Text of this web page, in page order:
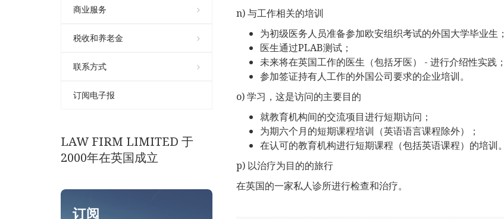
商业服务
税收和养老金
联系方式
订阅电子报
LAW FIRM LIMITED 于
2000年在英国成立
订阅
n) 与工作相关的培训
为初级医务人员准备参加欧安组织考试的外国大学毕业生；
医生通过PLAB测试；
未来将在英国工作的医生（包括牙医） - 进行介绍性实践；
参加签证持有人工作的外国公司要求的企业培训。
o) 学习，这是访问的主要目的
就教育机构间的交流项目进行短期访问；
为期六个月的短期课程培训（英语语言课程除外）；
在认可的教育机构进行短期课程（包括英语课程）的培训。
p) 以治疗为目的的旅行
在英国的一家私人诊所进行检查和治疗。